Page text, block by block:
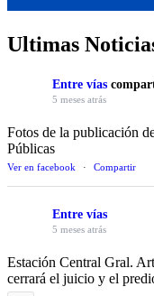
Ultimas
Entre vías
5 meses atrás
Fotos de la publicación
Públicas
Ver en facebook · Compartir
Entre vías
5 meses atrás
Estación Central Gral.
cerrará el juicio y el